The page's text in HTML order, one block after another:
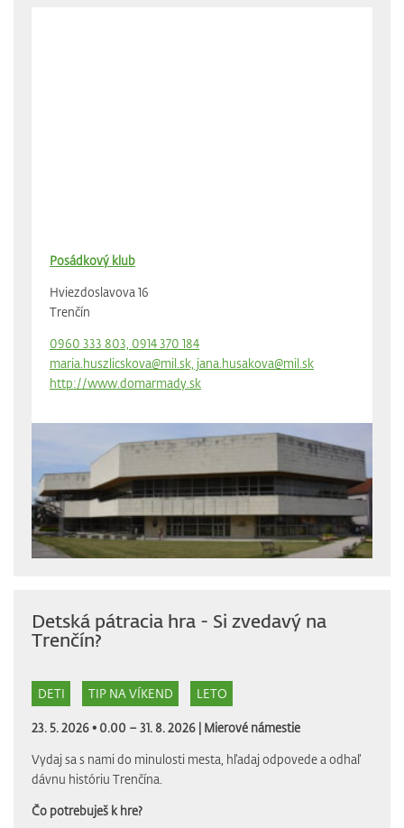
Posádkový klub
Hviezdoslavova 16
Trenčín
0960 333 803, 0914 370 184
maria.huszlicskova@mil.sk, jana.husakova@mil.sk
http://www.domarmady.sk
Detská pátracia hra - Si zvedavý na
Trenčín?
DETI TIP NA VÍKEND LETO
23. 5. 2026 • 0.00 – 31. 8. 2026 | Mierové námestie
Vydaj sa s nami do minulosti mesta, hľadaj odpovede a odhaľ
dávnu históriu Trenčína.
Čo potrebuješ k hre?